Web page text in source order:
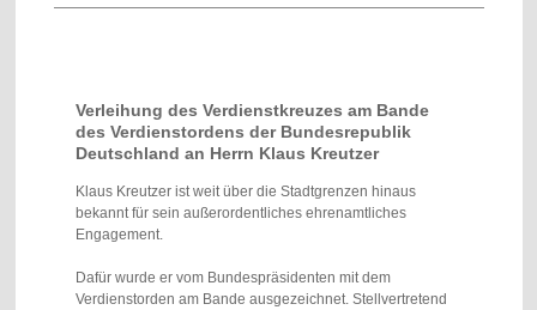
Verleihung des Verdienstkreuzes am Bande
des Verdienstordens der Bundesrepublik
Deutschland an Herrn Klaus Kreutzer
Klaus Kreutzer ist weit über die Stadtgrenzen hinaus
bekannt für sein außerordentliches ehrenamtliches
Engagement.
Dafür wurde er vom Bundespräsidenten mit dem
Verdienstorden am Bande ausgezeichnet. Stellvertretend